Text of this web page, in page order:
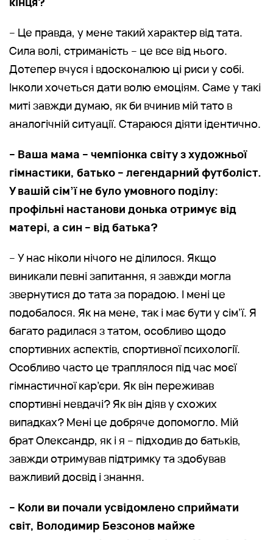
– Це правда, у мене такий характер від тата.
Сила волі, стриманість – це все від нього.
Дотепер вчуся і вдосконалюю ці риси у собі.
Інколи хочеться дати волю емоціям. Саме у такі
миті завжди думаю, як би вчинив мій тато в
аналогічній ситуації. Стараюся діяти ідентично.
– Ваша мама – чемпіонка світу з художньої
гімнастики, батько – легендарний футболіст.
У вашій сім’ї не було умовного поділу:
профільні настанови донька отримує від
матері, а син – від батька?
– У нас ніколи нічого не ділилося. Якщо
виникали певні запитання, я завжди могла
звернутися до тата за порадою. І мені це
подобалося. Як на мене, так і має бути у сім’ї. Я
багато радилася з татом, особливо щодо
спортивних аспектів, спортивної психології.
Особливо часто це траплялося під час моєї
гімнастичної кар’єри. Як він переживав
спортивні невдачі? Як він діяв у схожих
випадках? Мені це добряче допомогло. Мій
брат Олександр, як і я – підходив до батьків,
завжди отримував підтримку та здобував
важливий досвід і знання.
– Коли ви почали усвідомлено сприймати
світ, Володимир Безсонов майже